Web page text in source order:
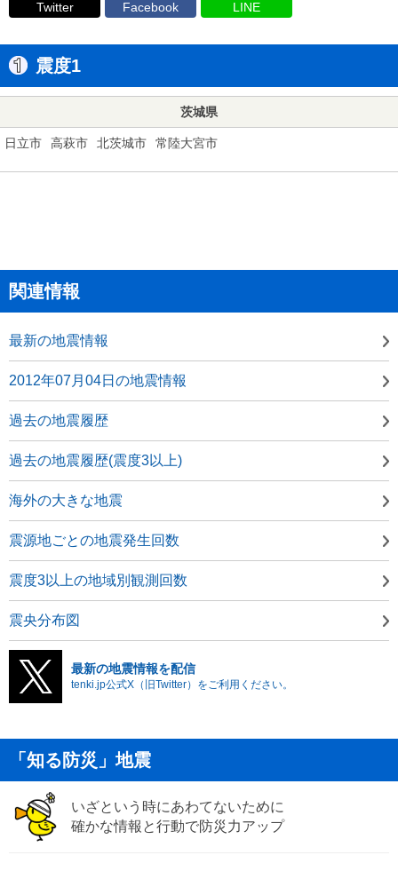
Twitter Facebook LINE
震度1
茨城県
日立市 高萩市 北茨城市 常陸大宮市
関連情報
最新の地震情報
2012年07月04日の地震情報
過去の地震履歴
過去の地震履歴(震度3以上)
海外の大きな地震
震源地ごとの地震発生回数
震度3以上の地域別観測回数
震央分布図
最新の地震情報を配信
tenki.jp公式X（旧Twitter）をご利用ください。
「知る防災」地震
いざという時にあわてないために
確かな情報と行動で防災力アップ